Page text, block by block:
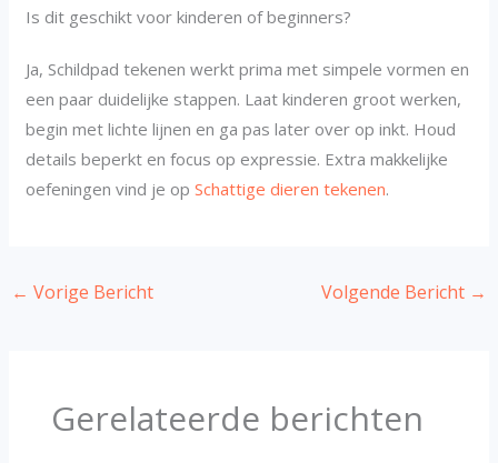
Is dit geschikt voor kinderen of beginners?
Ja, Schildpad tekenen werkt prima met simpele vormen en
een paar duidelijke stappen. Laat kinderen groot werken,
begin met lichte lijnen en ga pas later over op inkt. Houd
details beperkt en focus op expressie. Extra makkelijke
oefeningen vind je opSchattige dieren tekenen.
← Vorige Bericht Volgende Bericht →
Gerelateerde berichten